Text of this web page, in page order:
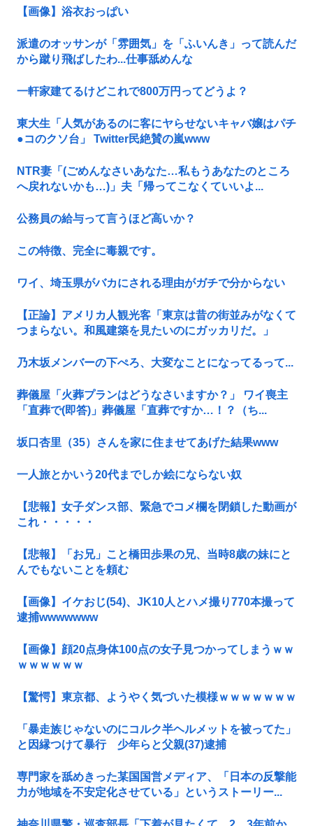
【画像】浴衣おっぱい
派遣のオッサンが「雰囲気」を「ふいんき」って読んだ
から蹴り飛ばしたわ...仕事舐めんな
一軒家建てるけどこれで800万円ってどうよ？
東大生「人気があるのに客にヤらせないキャバ嬢はパチ
●コのクソ台」 Twitter民絶賛の嵐www
NTR妻「(ごめんなさいあなた…私もうあなたのところ
へ戻れないかも…)」夫「帰ってこなくていいよ...
公務員の給与って言うほど高いか？
この特徴、完全に毒親です。
ワイ、埼玉県がバカにされる理由がガチで分からない
【正論】アメリカ人観光客「東京は昔の街並みがなくて
つまらない。和風建築を見たいのにガッカリだ。」
乃木坂メンバーの下ぺろ、大変なことになってるって...
葬儀屋「火葬プランはどうなさいますか？」 ワイ喪主
「直葬で(即答)」葬儀屋「直葬ですか…！？（ち...
坂口杏里（35）さんを家に住ませてあげた結果www
一人旅とかいう20代までしか絵にならない奴
【悲報】女子ダンス部、緊急でコメ欄を閉鎖した動画が
これ・・・・・
【悲報】「お兄」こと橋田歩果の兄、当時8歳の妹にと
んでもないことを頼む
【画像】イケおじ(54)、JK10人とハメ撮り770本撮って
逮捕wwwwwww
【画像】顔20点身体100点の女子見つかってしまうｗｗ
ｗｗｗｗｗｗ
【驚愕】東京都、ようやく気づいた模様ｗｗｗｗｗｗｗ
「暴走族じゃないのにコルク半ヘルメットを被ってた」
と因縁つけて暴行 少年らと父親(37)逮捕
専門家を舐めきった某国国営メディア、「日本の反撃能
力が地域を不安定化させている」というストーリー...